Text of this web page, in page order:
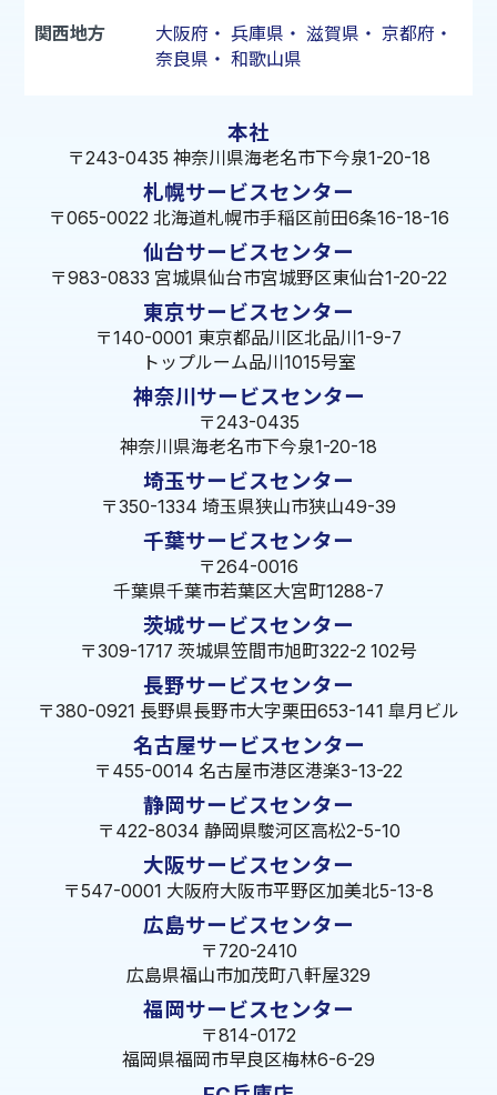
関西地方 大阪府 ・ 兵庫県 ・ 滋賀県 ・ 京都府 ・
奈良県 ・ 和歌山県
本社
〒243-0435 神奈川県海老名市下今泉1-20-18
札幌サービスセンター
〒065-0022 北海道札幌市手稲区前田6条16-18-16
仙台サービスセンター
〒983-0833 宮城県仙台市宮城野区東仙台1-20-22
東京サービスセンター
〒140-0001 東京都品川区北品川1-9-7
トップルーム品川1015号室
神奈川サービスセンター
〒243-0435
神奈川県海老名市下今泉1-20-18
埼玉サービスセンター
〒350-1334 埼玉県狭山市狭山49-39
千葉サービスセンター
〒264-0016
千葉県千葉市若葉区大宮町1288-7
茨城サービスセンター
〒309-1717 茨城県笠間市旭町322-2 102号
長野サービスセンター
〒380-0921 長野県長野市大字栗田653-141 皐月ビル
名古屋サービスセンター
〒455-0014 名古屋市港区港楽3-13-22
静岡サービスセンター
〒422-8034 静岡県駿河区高松2-5-10
大阪サービスセンター
〒547-0001 大阪府大阪市平野区加美北5-13-8
広島サービスセンター
〒720-2410
広島県福山市加茂町八軒屋329
福岡サービスセンター
〒814-0172
福岡県福岡市早良区梅林6-6-29